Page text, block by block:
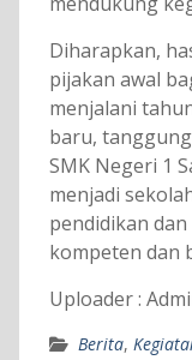
Diharapkan,
pijakan awal
menjalani
baru,
SMK Negeri 1
menjadi
pendidikan
kompeten dan
Uploader :
Berita,